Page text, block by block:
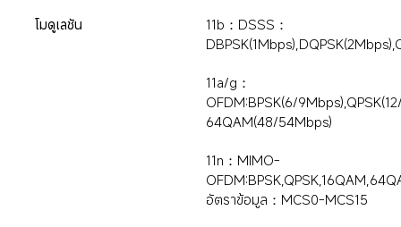
โมดูเลชัน
11b：DSSS：
11a/g：
OFDM:BPSK(6/
64QAM(48/54Mbps)
11n：MIMO-
อัตราข้อมูล：MCS0-MCS15